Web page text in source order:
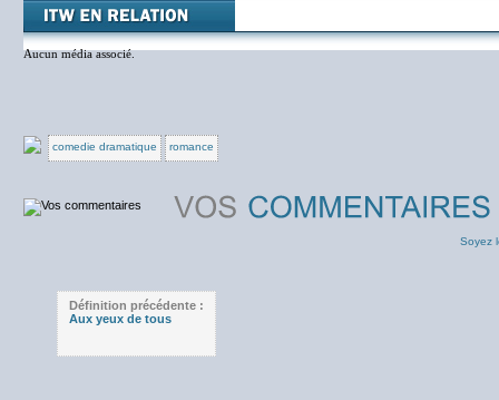
Aucun média associé.
comedie dramatique romance
Soyez
Définition précédente :
Aux yeux de tous